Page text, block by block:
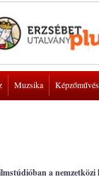
Muzsika
a